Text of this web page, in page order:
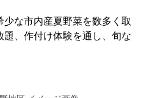
な市内産夏野菜を数多く取
題、作付け体験を通し、旬な